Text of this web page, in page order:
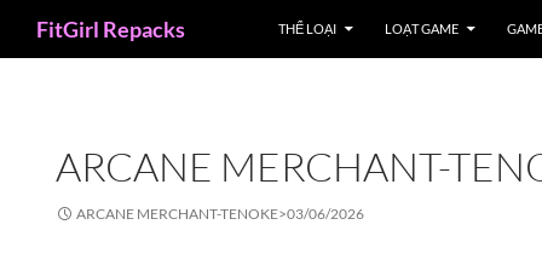
FitGirl Repacks THỂ LOẠI LOẠT GAME
ARCANE MERCHANT-
ARCANE MERCHANT-TENOKE>03/06/2026